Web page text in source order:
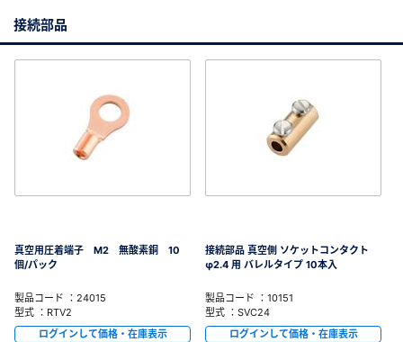
接続部品
真空用圧着端子 M2 無酸素銅 10
個/パック
製品コード ：24015
型式 ：RTV2
ログインして価格・在庫表示
接続部品 真空側 ソケットコンタクト
φ2.4 用 バレルタイプ 10本入
製品コード ：10151
型式 ：SVC24
ログインして価格・在庫表示